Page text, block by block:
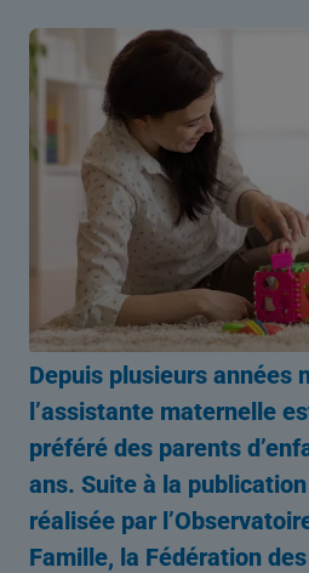
Depuis plusieurs années
l’assistante maternelle
préféré des parents
ans. Suite à la publication
réalisée par
Famille, la Fédération